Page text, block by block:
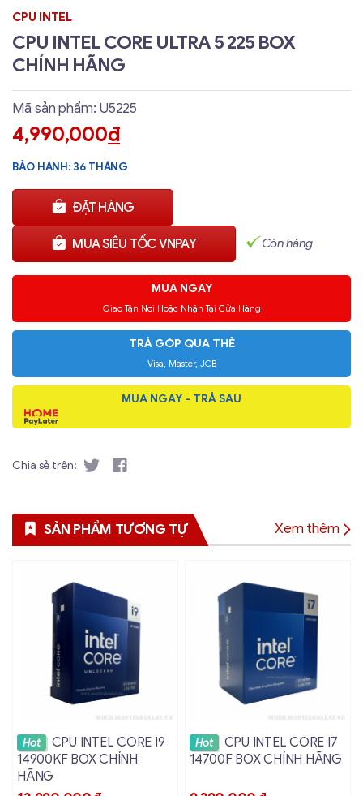
CPU INTEL
CPU INTEL CORE ULTRA 5 225 BOX
CHÍNH HÃNG
Mã sản phẩm: U5225
4,990,000đ
BẢO HÀNH: 36 THÁNG
ĐẶT HÀNG
MUA SIÊU TỐC VNPAY Còn hàng
MUA NGAY
Giao Tận Nơi Hoặc Nhận Tại Cửa Hàng
TRẢ GÓP QUA THẺ
Visa, Master, JCB
MUA NGAY - TRẢ SAU
Chia sẻ trên:
SẢN PHẨM TƯƠNG TỰ Xem thêm
Xem chi tiết
Hot
CPU INTEL CORE I9
14900KF BOX CHÍNH
HÃNG
Xem chi tiết
Hot
CPU INTEL CORE I7
14700F BOX CHÍNH HÃNG